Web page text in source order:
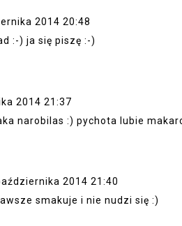
2014 20:48
:-) ja się piszę :-)
2014 21:37
narobilas :) pychota lubie
2014 21:40
smakuje i nie nudzi się :)